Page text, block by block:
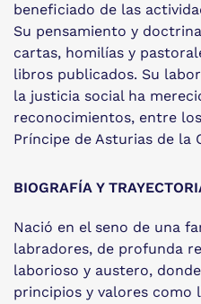
beneficiado de las
Su pensamiento y
cartas, homilías y
libros publicados. Su
la justicia social ha
reconocimientos, entre
Príncipe de Asturias de la
BIOGRAFÍA Y
Nació en el seno de una
labradores, de profunda
laborioso y austero,
principios y valores como